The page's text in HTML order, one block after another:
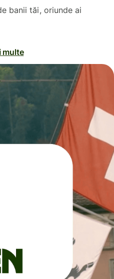
banii tăi, oriunde ai
multe